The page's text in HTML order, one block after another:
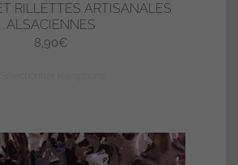
RILLETTES ARTISANALES
ALSACIENNES
8,90€